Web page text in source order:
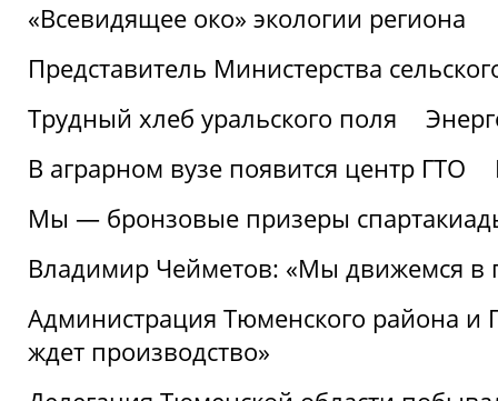
«Всевидящее око» экологии региона
Представитель Министерства
Трудный хлеб уральского поля
В аграрном вузе появится центр ГТО
Мы — бронзовые призеры
Владимир Чейметов: «Мы движемся в
Администрация Тюменского района и
ждет производство»